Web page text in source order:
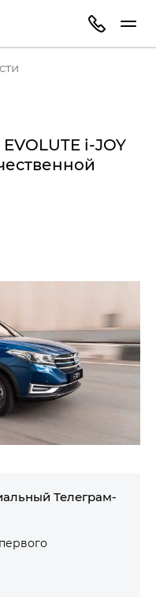
i‑JOY
Телеграм-